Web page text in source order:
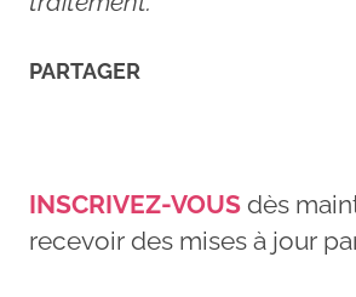
PARTAGER
INSCRIVEZ-VOUS dès
recevoir des mises à jour